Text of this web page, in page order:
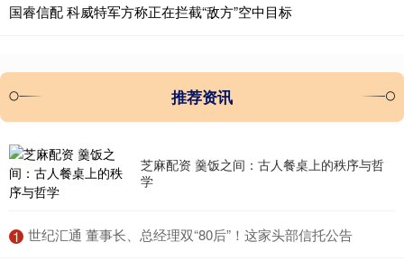
国睿信配 科威特军方称正在拦截“敌方”空中目标
推荐资讯
芝麻配资 羹饭之间：古人餐桌上的秩序与哲
学
1 ​世纪汇通 董事长、总经理双“80后”！这家头部信托公告